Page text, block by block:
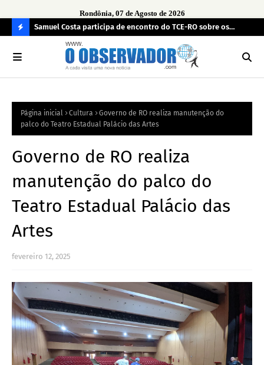
Rondônia, 07 de Agosto de 2026
O
R
Samuel Costa participa de encontro do TCE-RO sobre os
desafios de Rondônia para os próximos quatro anos
Página inicial Cultura
Governo de RO realiza manutenção do
palco do Teatro Estadual Palácio das Artes
Governo de RO realiza
manutenção do palco do
Teatro Estadual Palácio das
Artes
fevereiro 12, 2025